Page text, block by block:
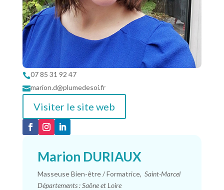
07 85 31 92 47
marion.d@plumedesoi.fr
Visiter le site web
Marion DURIAUX
Masseuse Bien-être / Formatrice, Saint-Marcel
Départements : Saône et Loire